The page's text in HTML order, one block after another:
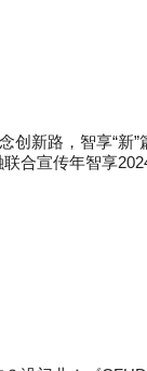
念创新路，智享“
联合宣传年智享